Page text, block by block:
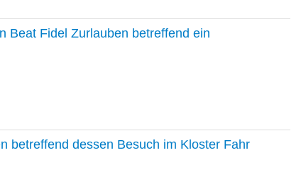
Beat Fidel Zurlauben betreffend ein
betreffend dessen Besuch im Kloster Fahr